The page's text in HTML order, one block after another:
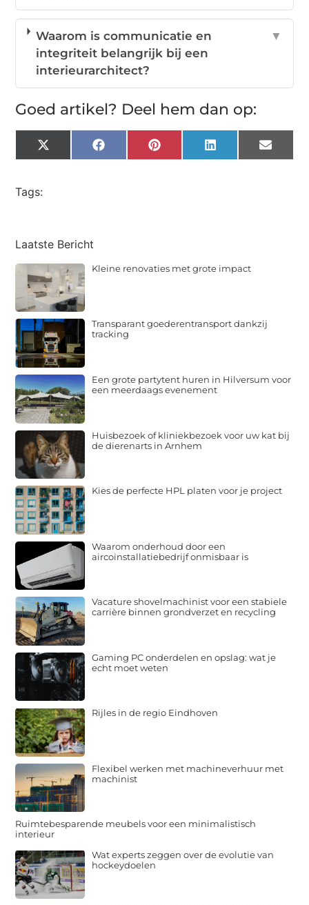
Waarom is communicatie en
integriteit belangrijk bij een
interieurarchitect?
▼
Goed artikel? Deel hem dan op:
X
(Twitter)
FacebookPinterestLinkedInEmail
Tags:
Laatste Bericht
Kleine renovaties met grote impact
Transparant goederentransport dankzij
tracking
Een grote partytent huren in Hilversum voor
een meerdaags evenement
Huisbezoek of kliniekbezoek voor uw kat bij
de dierenarts in Arnhem
Kies de perfecte HPL platen voor je project
Waarom onderhoud door een
aircoinstallatiebedrijf onmisbaar is
Vacature shovelmachinist voor een stabiele
carrière binnen grondverzet en recycling
Gaming PC onderdelen en opslag: wat je
echt moet weten
Rijles in de regio Eindhoven
Flexibel werken met machineverhuur met
machinist
Ruimtebesparende meubels voor een minimalistisch
interieur
Wat experts zeggen over de evolutie van
hockeydoelen